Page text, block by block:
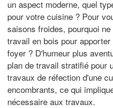
un aspect moderne, quel
pour votre cuisine ? Pour
saisons froides, pourquoi
travail en bois pour
foyer ? D'humeur plus
plan de travail stratifié pour
travaux de réfection d'une
encombrants, ce qui
nécessaire aux travaux.